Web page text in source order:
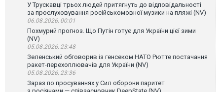
У Трускавці трьох людей притягнуть до відповідальності
за прослуховування російськомовної музики на пляжі (NV)
06.08.2026, 00:01
Похмурий прогноз. Що Путін готує для України цієї зими
(NV)
05.08.2026, 23:48
Зеленський обговорив із генсеком НАТО Рютте постачання
ракет-перехоплювачів для України (NV)
05.08.2026, 23:36
Зараз по просуваннях у Сил оборони паритет